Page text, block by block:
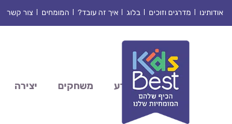
אודותינו מדרגים וזוכים בלוג איך זה עובד? המומחים צור קשר
מדע משחקים יצירה